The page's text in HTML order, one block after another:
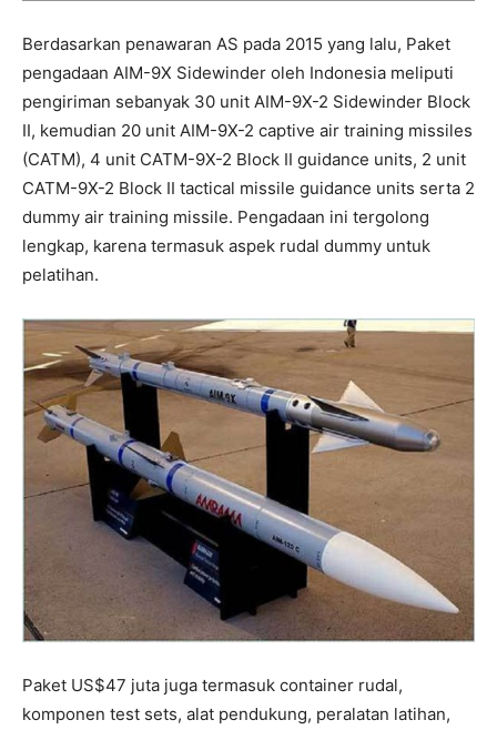
Berdasarkan penawaran AS pada 2015 yang lalu, Paket
pengadaan AIM-9X Sidewinder oleh Indonesia meliputi
pengiriman sebanyak 30 unit AIM-9X-2 Sidewinder Block
II, kemudian 20 unit AIM-9X-2 captive air training missiles
(CATM), 4 unit CATM-9X-2 Block II guidance units, 2 unit
CATM-9X-2 Block II tactical missile guidance units serta 2
dummy air training missile. Pengadaan ini tergolong
lengkap, karena termasuk aspek rudal dummy untuk
pelatihan.
Paket US$47 juta juga termasuk container rudal,
komponen test sets, alat pendukung, peralatan latihan,